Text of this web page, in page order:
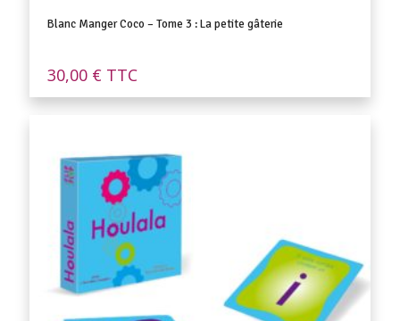
Blanc Manger Coco – Tome 3 : La petite gâterie
30,00 € TTC